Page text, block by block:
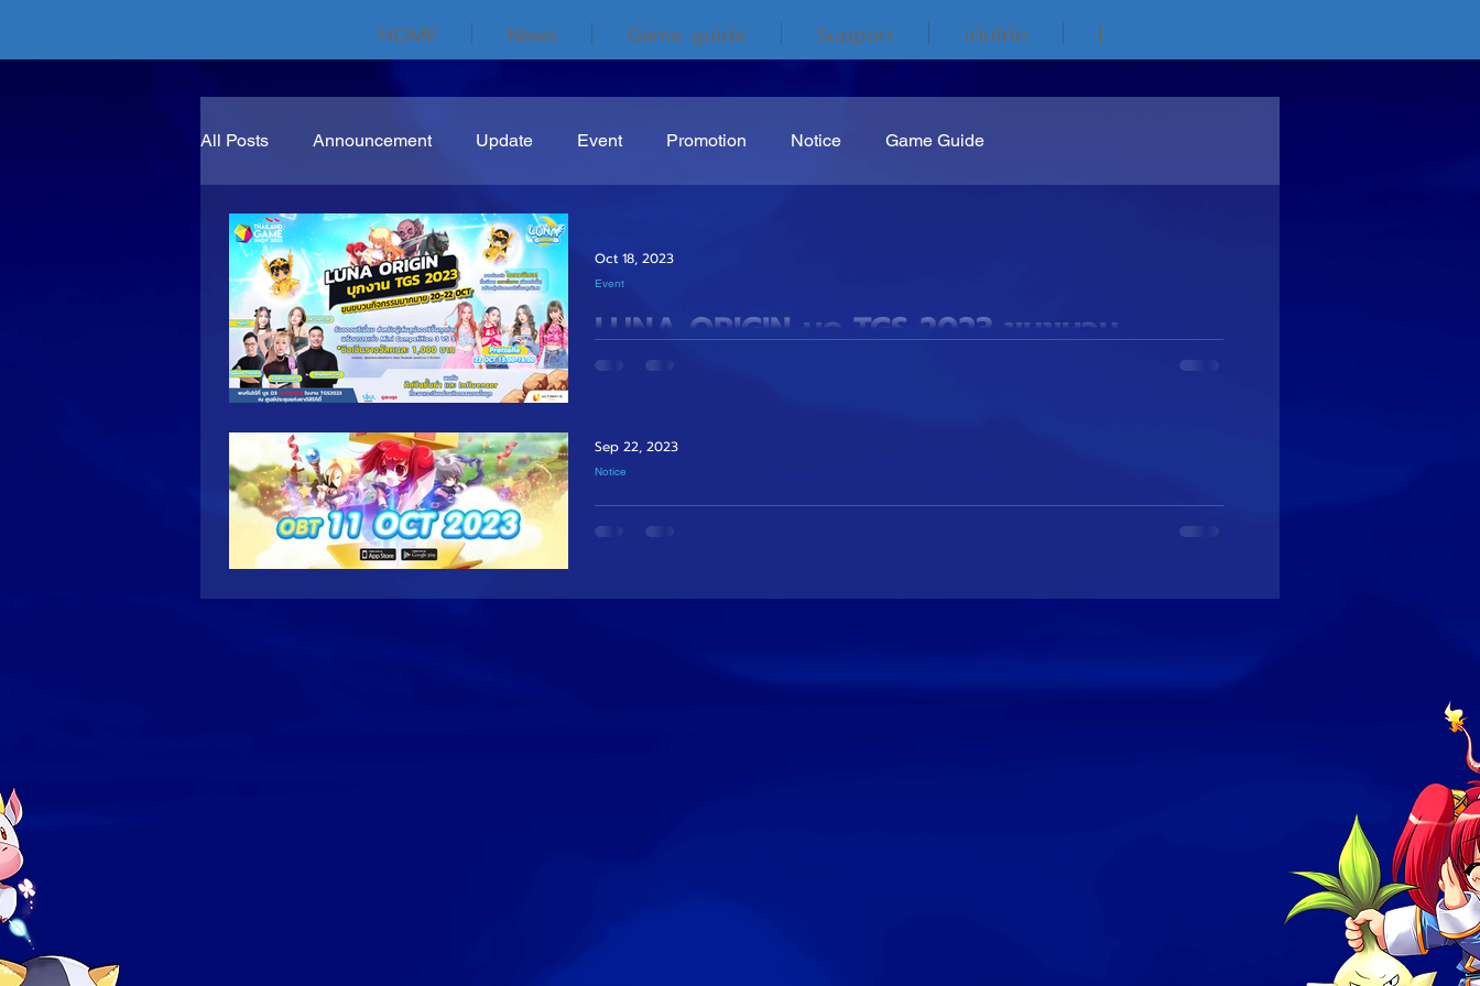
HOME News Game guide Support เติมโค้ด |
All Posts Announcement Update Event Promotion Notice Game Guide
LUNA ORIGIN บุก TGS 2023 ขนขบวน
กิจกรรมมากมาย
พบกับไอเทมสุดพิเศษมีขายในเฉพาะงานเเละกิจกรรมอีกมากมายที่งาน...
Event
Oct 18, 2023
LUNA ORIGIN เปิดให้บริการอย่างเป็นทางการ
Notice
Sep 22, 2023